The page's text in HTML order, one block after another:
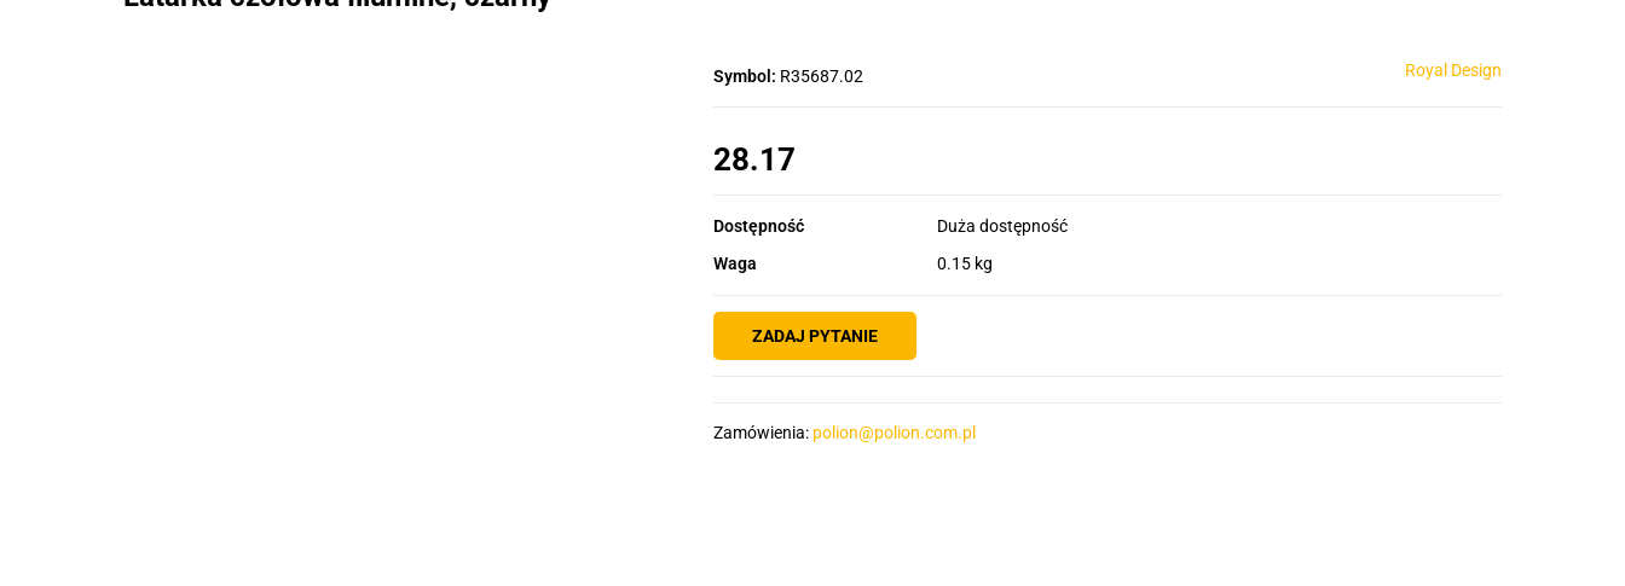
Symbol: R35687.02 Royal Design
28.17
Dostępność
Duża dostępność
Waga
0.15 kg
ZADAJ PYTANIE
Zamówienia: polion@polion.com.pl